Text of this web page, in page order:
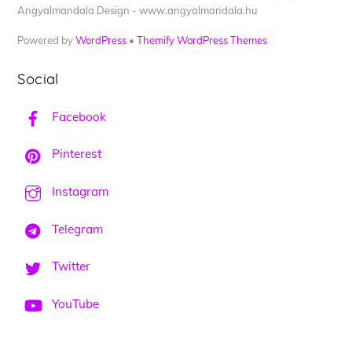
Angyalmandala Design - www.angyalmandala.hu
Powered byWordPress •Themify WordPress Themes
Social
Facebook
Pinterest
Instagram
Telegram
Twitter
YouTube